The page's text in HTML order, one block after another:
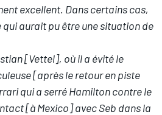
excellent. Dans certains cas,
qui aurait pu être une situation de
[Vettel], où il a évité le
[après le retour en piste
qui a serré Hamilton contre le
[à Mexico] avec Seb dans la